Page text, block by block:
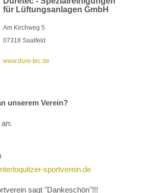
für Lüftungsanlagen GmbH
Am Kirchweg 5
07318 Saalfeld
www.dure-tec.de
unserem Verein?
sportverein.de
sagt "Dankeschön"!!!